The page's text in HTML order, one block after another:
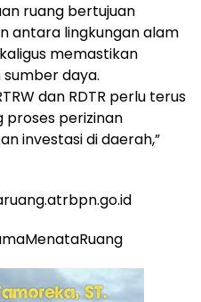
ruang bertujuan
antara lingkungan alam
memastikan
daya.
dan RDTR perlu terus
proses perizinan
investasi di daerah,”